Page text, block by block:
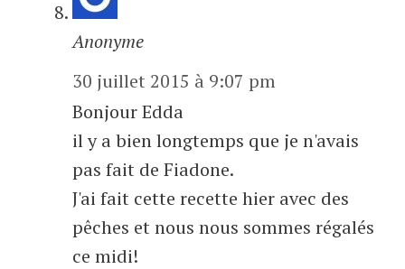
Anonyme
30 juillet 2015 à 9:07 pm
Bonjour Edda
il y a bien longtemps que je n'avais
pas fait de Fiadone.
J'ai fait cette recette hier avec des
pêches et nous nous sommes régalés
ce midi!